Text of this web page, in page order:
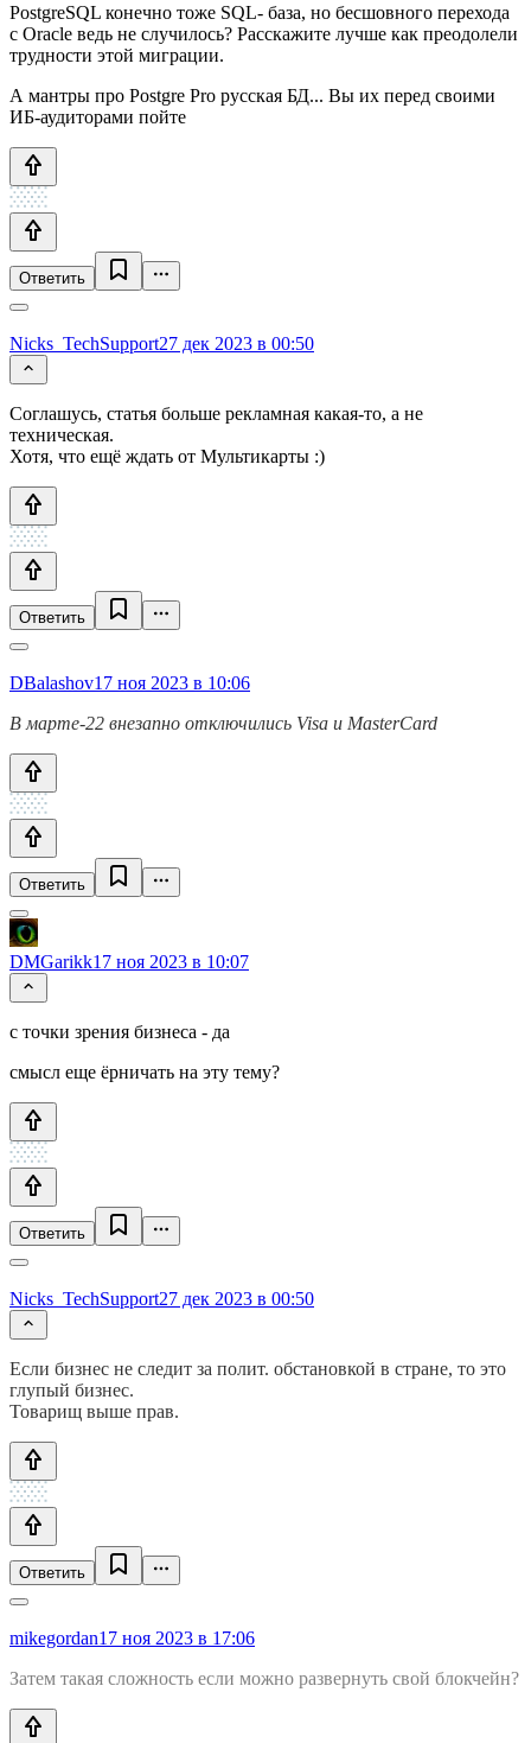
PostgreSQL конечно тоже SQL- база, но бесшовного перехода
с Oracle ведь не случилось? Расскажите лучше как преодолели
трудности этой миграции.
А мантры про Postgre Pro русская БД... Вы их перед своими
ИБ-аудиторами пойте
Ответить
Nicks_TechSupport27 дек 2023 в 00:50
Соглашусь, статья больше рекламная какая-то, а не
техническая.
Хотя, что ещё ждать от Мультикарты :)
Ответить
DBalashov17 ноя 2023 в 10:06
В марте-22 внезапно отключились Visa и MasterCard
Ответить
DMGarikk17 ноя 2023 в 10:07
с точки зрения бизнеса - да
смысл еще ёрничать на эту тему?
Ответить
Nicks_TechSupport27 дек 2023 в 00:50
Если бизнес не следит за полит. обстановкой в стране, то это
глупый бизнес.
Товарищ выше прав.
Ответить
mikegordan17 ноя 2023 в 17:06
Затем такая сложность если можно развернуть свой блокчейн?